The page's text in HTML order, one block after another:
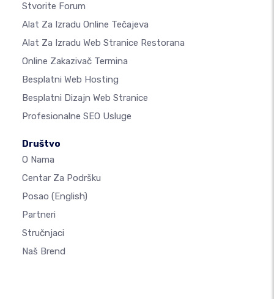
Stvorite Forum
Alat Za Izradu Online Tečajeva
Alat Za Izradu Web Stranice Restorana
Online Zakazivač Termina
Besplatni Web Hosting
Besplatni Dizajn Web Stranice
Profesionalne SEO Usluge
Društvo
O Nama
Centar Za Podršku
Posao (English)
Partneri
Stručnjaci
Naš Brend